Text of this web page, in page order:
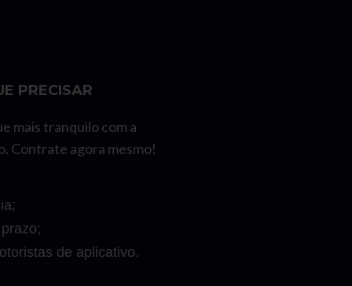
PRECISAR
mais tranquilo com a
Contrate agora mesmo!
de aplicativo.